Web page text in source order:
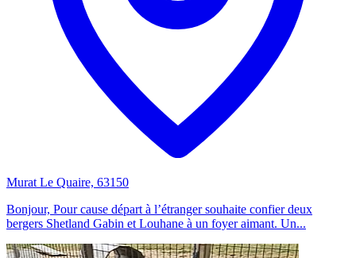
Murat Le Quaire, 63150
Bonjour, Pour cause départ à l’étranger souhaite confier deux
bergers Shetland Gabin et Louhane à un foyer aimant. Un...